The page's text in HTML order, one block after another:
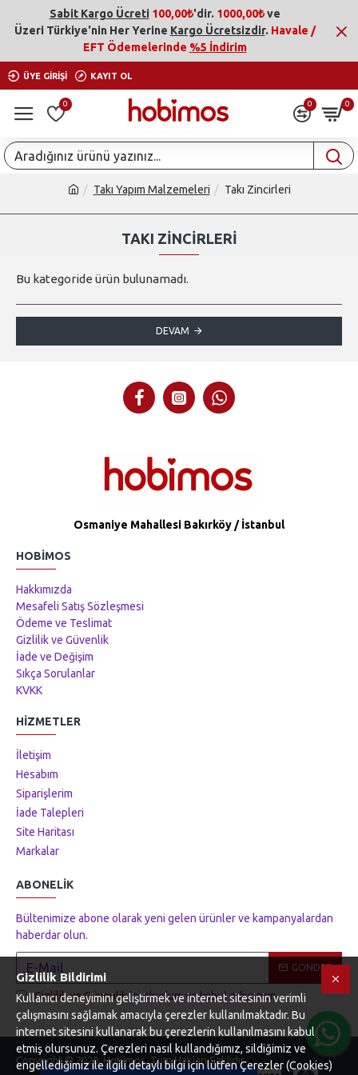
Tek Tıkla Ödeme Kolaylığı
7/24 Canlı Destek
Sabit Kargo Ücreti 100,00₺'dir. 1000,00₺ve
Üzeri Türkiye'nin Her Yerine Kargo Ücretsizdir. Havale /
EFT Ödemelerinde %5 İndirim
ÜYE GIRIŞI KAYIT OL
0 0 0
Takı Yapım Malzemeleri Takı Zincirleri
TAKI ZINCIRLERI
Bu kategoride ürün bulunamadı.
DEVAM
Osmaniye Mahallesi Bakırköy / İstanbul
HOBIMOS
Hakkımızda
Mesafeli Satış Sözleşmesi
Ödeme ve Teslimat
Gizlilik ve Güvenlik
İade ve Değişim
Sıkça Sorulanlar
KVKK
HIZMETLER
İletişim
Hesabım
Siparişlerim
İade Talepleri
Site Haritası
Markalar
ABONELIK
Bültenimize abone olarak yeni gelen ürünler ve kampanyalardan
haberdar olun.
GÖNDER
Gizlilik ve Güvenlik'ni okudum ve kabul ediyorum.
Copyright © 2020, Hobimos, Tüm Hakları Saklıdır
Gizlilik Bildirimi
Kullanıcı deneyimini geliştirmek ve internet sitesinin verimli
çalışmasını sağlamak amacıyla çerezler kullanılmaktadır. Bu
internet sitesini kullanarak bu çerezlerin kullanılmasını kabul
etmiş olursunuz. Çerezleri nasıl kullandığımız, sildiğimiz ve
engellediğimiz ile ilgili detaylı bilgi için lütfen Çerezler (Cookies)